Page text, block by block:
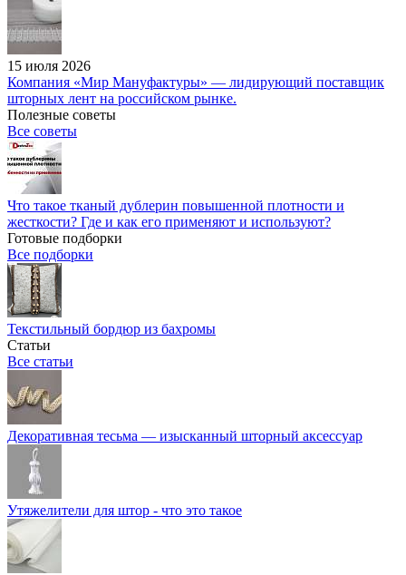
15 июля 2026
Компания «Мир Мануфактуры» — лидирующий поставщик
шторных лент на российском рынке.
Полезные советы
Все советы
Что такое тканый дублерин повышенной плотности и
жесткости? Где и как его применяют и используют?
Готовые подборки
Все подборки
Текстильный бордюр из бахромы
Статьи
Все статьи
Декоративная тесьма — изысканный шторный аксессуар
Утяжелители для штор - что это такое